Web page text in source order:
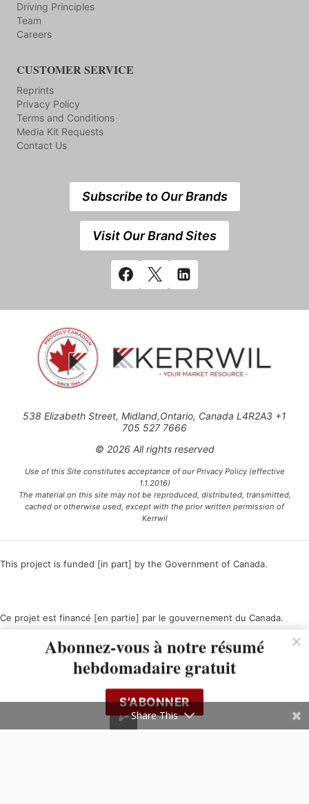
Driving Principles
Team
Careers
CUSTOMER SERVICE
Reprints
Privacy Policy
Terms and Conditions
Media Kit Requests
Contact Us
Subscribe to Our Brands
Visit Our Brand Sites
538 Elizabeth Street, Midland,Ontario, Canada L4R2A3 +1
705 527 7666
© 2026 All rights reserved
Use of this Site constitutes acceptance of our Privacy Policy (effective
1.1.2016)
The material on this site may not be reproduced, distributed, transmitted,
cached or otherwise used, except with the prior written permission of
Kerrwil
This project is funded [in part] by the Government of Canada.
Ce projet est financé [en partie] par le gouvernement du Canada.
Abonnez-vous à notre résumé
hebdomadaire gratuit
S’ABONNER
Share This